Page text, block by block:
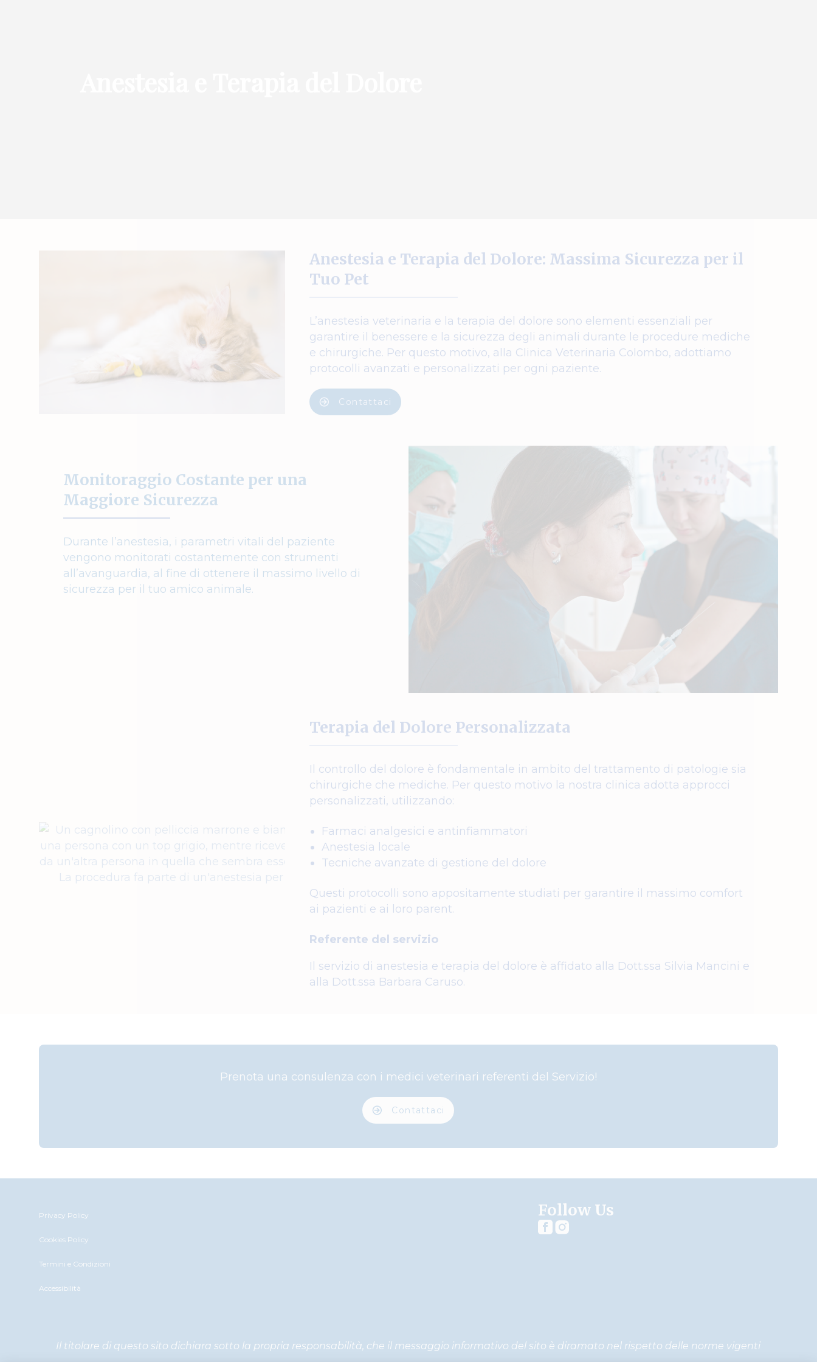
Anestesia e Terapia del Dolore: Massima Sicurezza per il
Tuo Pet
L’anestesia veterinaria e la terapia del dolore sono elementi essenziali per
garantire il benessere e la sicurezza degli animali durante le procedure mediche
e chirurgiche. Per questo motivo, alla Clinica Veterinaria Colombo, adottiamo
protocolli avanzati e personalizzati per ogni paziente.
Contattaci
Monitoraggio Costante per una
Maggiore Sicurezza
Durante l’anestesia, i parametri vitali del paziente
vengono monitorati costantemente con strumenti
all’avanguardia, al fine di ottenere il massimo livello di
sicurezza per il tuo amico animale.
Terapia del Dolore Personalizzata
Il controllo del dolore è fondamentale in ambito del trattamento di patologie sia
chirurgiche che mediche. Per questo motivo la nostra clinica adotta approcci
personalizzati, utilizzando:
Farmaci analgesici e antinfiammatori
Anestesia locale
Tecniche avanzate di gestione del dolore
Questi protocolli sono appositamente studiati per garantire il massimo comfort
ai pazienti e ai loro parent.
Referente del servizio
Il servizio di anestesia e terapia del dolore è affidato alla Dott.ssa Silvia Mancini e
alla Dott.ssa Barbara Caruso.
Prenota una consulenza con i medici veterinari referenti del Servizio!
Contattaci
Privacy Policy
Cookies Policy
Termini e Condizioni
Accessibilità
Follow Us
Il titolare di questo sito dichiara sotto la propria responsabilità, che il messaggio informativo del sito è diramato nel rispetto delle norme vigenti